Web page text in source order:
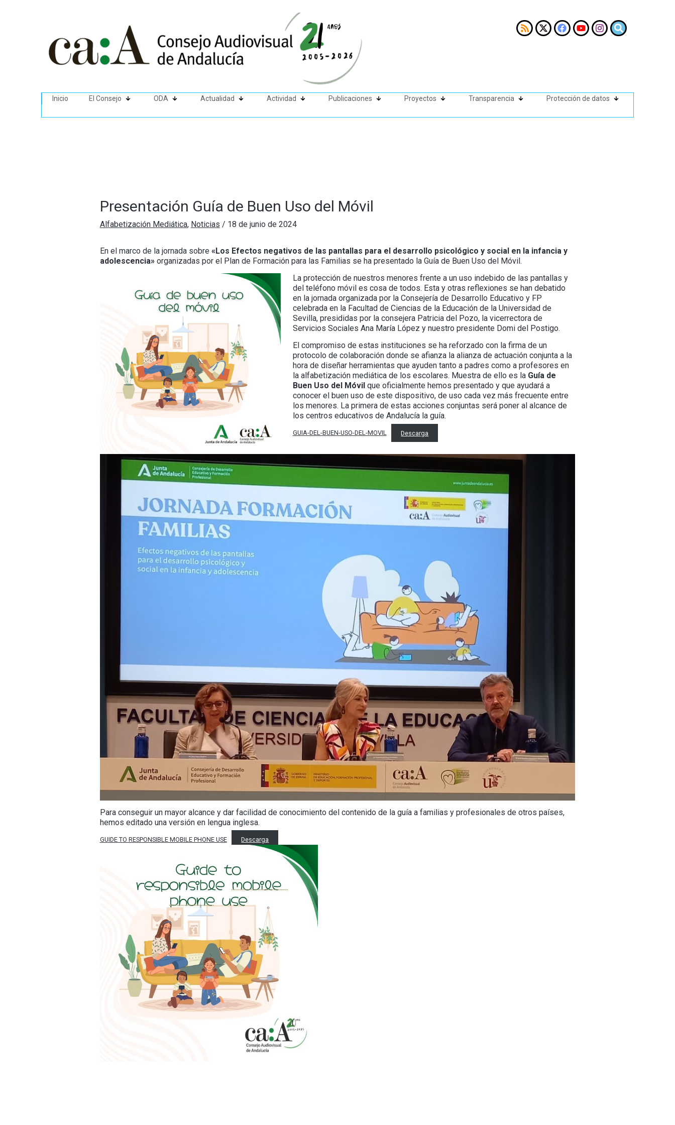
Inicio El Consejo ODA Actualidad Actividad Publicaciones Proyectos Transparencia Protección de datos
Presentación Guía de Buen Uso del Móvil
Alfabetización Mediática, Noticias / 18 de junio de 2024
En el marco de la jornada sobre «Los Efectos negativos de las pantallas para el desarrollo psicológico y social en la infancia y
adolescencia» organizadas por el Plan de Formación para las Familias se ha presentado la Guía de Buen Uso del Móvil.
La protección de nuestros menores frente a un uso indebido de las pantallas y
del teléfono móvil es cosa de todos. Esta y otras reflexiones se han debatido
en la jornada organizada por la Consejería de Desarrollo Educativo y FP
celebrada en la Facultad de Ciencias de la Educación de la Universidad de
Sevilla, presididas por la consejera Patricia del Pozo, la vicerrectora de
Servicios Sociales Ana María López y nuestro presidente Domi del Postigo.
El compromiso de estas instituciones se ha reforzado con la firma de un
protocolo de colaboración donde se afianza la alianza de actuación conjunta a la
hora de diseñar herramientas que ayuden tanto a padres como a profesores en
la alfabetización mediática de los escolares. Muestra de ello es la Guía de
Buen Uso del Móvil que oficialmente hemos presentado y que ayudará a
conocer el buen uso de este dispositivo, de uso cada vez más frecuente entre
los menores. La primera de estas acciones conjuntas será poner al alcance de
los centros educativos de Andalucía la guía.
GUIA-DEL-BUEN-USO-DEL-MOVIL Descarga
Para conseguir un mayor alcance y dar facilidad de conocimiento del contenido de la guía a familias y profesionales de otros países,
hemos editado una versión en lengua inglesa.
GUIDE TO RESPONSIBLE MOBILE PHONE USE Descarga